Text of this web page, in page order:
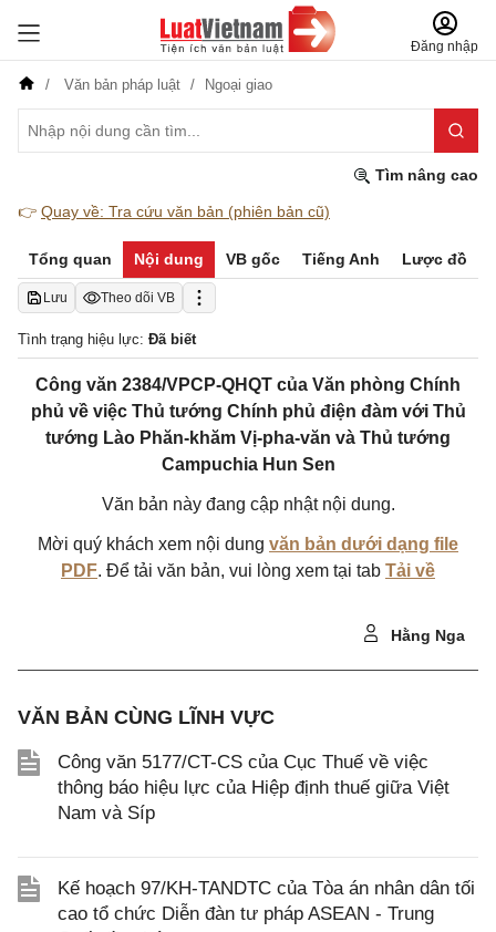
Đăng nhập
Văn bản pháp luật Ngoại giao
Tìm nâng cao
👉 Quay về: Tra cứu văn bản (phiên bản cũ)
Tổng quan Nội dung VB gốc Tiếng Anh Lược đồ
Lưu Theo dõi VB
Tình trạng hiệu lực: Đã biết
Công văn 2384/VPCP-QHQT của Văn phòng Chính
phủ về việc Thủ tướng Chính phủ điện đàm với Thủ
tướng Lào Phăn-khăm Vị-pha-văn và Thủ tướng
Campuchia Hun Sen
Văn bản này đang cập nhật nội dung.
Mời quý khách xem nội dung văn bản dưới dạng file
PDF. Để tải văn bản, vui lòng xem tại tab Tải về
Hằng Nga
VĂN BẢN CÙNG LĨNH VỰC
Công văn 5177/CT-CS của Cục Thuế về việc
thông báo hiệu lực của Hiệp định thuế giữa Việt
Nam và Síp
Kế hoạch 97/KH-TANDTC của Tòa án nhân dân tối
cao tổ chức Diễn đàn tư pháp ASEAN - Trung